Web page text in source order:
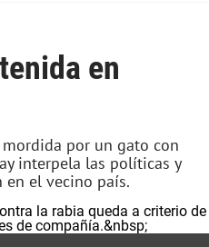
en
por un gato con
interpela las políticas y
el vecino país.